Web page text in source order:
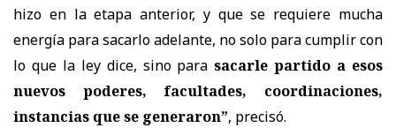
hizo en la etapa anterior, y que se requiere mucha
energía para sacarlo adelante, no solo para cumplir con
lo que la ley dice, sino para sacarle partido a esos
nuevos poderes, facultades, coordinaciones,
instancias que se generaron”, precisó.